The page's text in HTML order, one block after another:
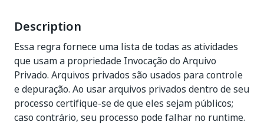
Description
Essa regra fornece uma lista de todas as atividades
que usam a propriedade Invocação do Arquivo
Privado. Arquivos privados são usados para controle
e depuração. Ao usar arquivos privados dentro de seu
processo certifique-se de que eles sejam públicos;
caso contrário, seu processo pode falhar no runtime.